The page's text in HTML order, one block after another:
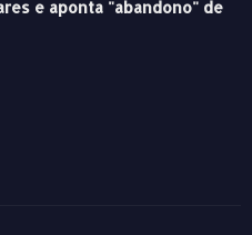
e aponta "abandono" de